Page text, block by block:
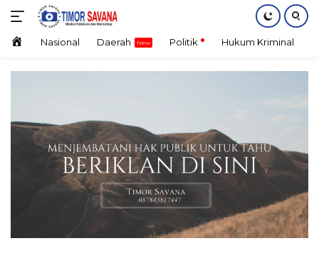
Langsung
konten HomeNasional Daerah Politik Hukum Kriminal